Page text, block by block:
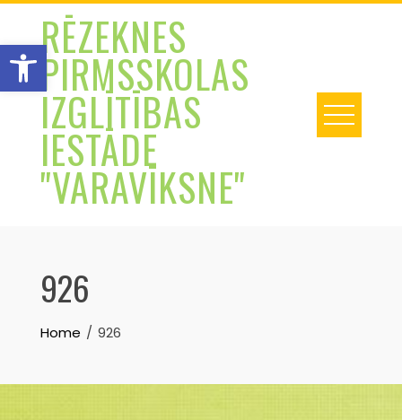
Open toolbar
Skip
contentRĒZEKNES
PIRMSSKOLAS
IZGLĪTĪBAS
IESTĀDE
"VARAVĪKSNE"
926
Home 926